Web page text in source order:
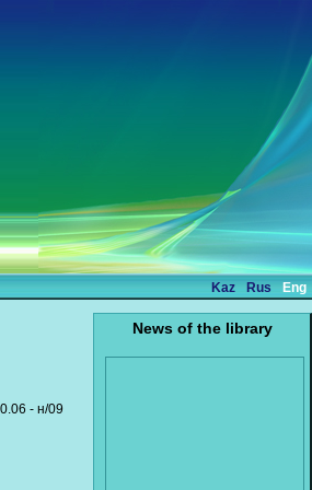
Kaz Rus Eng
- н/09
News of the library